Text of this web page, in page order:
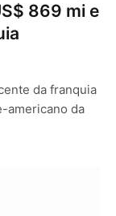
869 mi e
da franquia
americano da